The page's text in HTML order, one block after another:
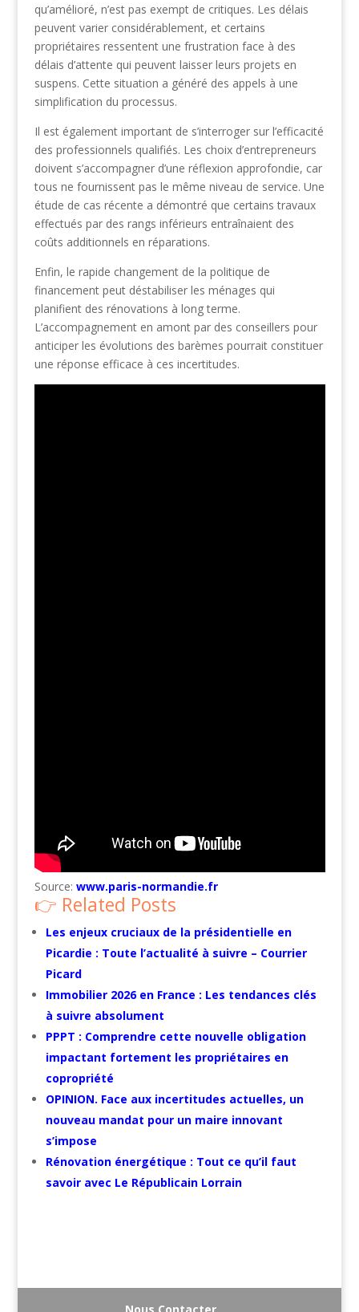
qu’amélioré, n’est pas exempt de critiques. Les délais
peuvent varier considérablement, et certains
propriétaires ressentent une frustration face à des
délais d’attente qui peuvent laisser leurs projets en
suspens. Cette situation a généré des appels à une
simplification du processus.
Il est également important de s’interroger sur l’efficacité
des professionnels qualifiés. Les choix d’entrepreneurs
doivent s’accompagner d’une réflexion approfondie, car
tous ne fournissent pas le même niveau de service. Une
étude de cas récente a démontré que certains travaux
effectués par des rangs inférieurs entraînaient des
coûts additionnels en réparations.
Enfin, le rapide changement de la politique de
financement peut déstabiliser les ménages qui
planifient des rénovations à long terme.
L’accompagnement en amont par des conseillers pour
anticiper les évolutions des barèmes pourrait constituer
une réponse efficace à ces incertitudes.
Source: www.paris-normandie.fr
Related Posts
Les enjeux cruciaux de la présidentielle en
Picardie : Toute l’actualité à suivre – Courrier
Picard
Immobilier 2026 en France : Les tendances clés
à suivre absolument
PPPT : Comprendre cette nouvelle obligation
impactant fortement les propriétaires en
copropriété
OPINION. Face aux incertitudes actuelles, un
nouveau mandat pour un maire innovant
s’impose
Rénovation énergétique : Tout ce qu’il faut
savoir avec Le Républicain Lorrain